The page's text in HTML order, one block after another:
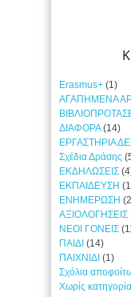
Erasmus+ (1)
ΑΓΑΠΗΜΕΝΑ
ΔΙΑΦΟΡΑ(14)
ΕΡΓΑΣΤΗΡΙΑ
Σχέδια Δράσης
ΕΚΔΗΛΩΣΕΙΣ
ΕΚΠΑΙΔΕΥΣΗ
ΕΝΗΜΕΡΩΣΗ
ΝΕΟΙ ΓΟΝΕΙΣ
ΠΑΙΔΙ (14)
ΠΑΙΧΝΙΔΙ (1)
Σχόλια
Χωρίς κατηγορία